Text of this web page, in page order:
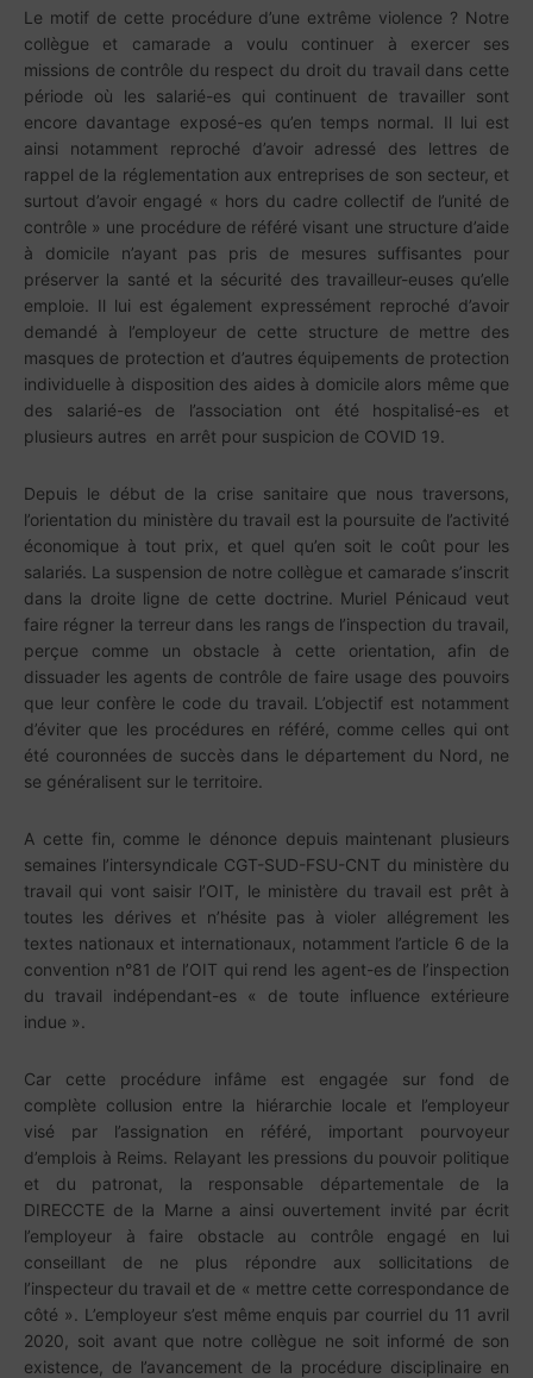
Le motif de cette procédure d’une extrême violence ? Notre
collègue et camarade a voulu continuer à exercer ses
missions de contrôle du respect du droit du travail dans cette
période où les salarié-es qui continuent de travailler sont
encore davantage exposé-es qu’en temps normal. Il lui est
ainsi notamment reproché d’avoir adressé des lettres de
rappel de la réglementation aux entreprises de son secteur, et
surtout d’avoir engagé « hors du cadre collectif de l’unité de
contrôle » une procédure de référé visant une structure d’aide
à domicile n’ayant pas pris de mesures suffisantes pour
préserver la santé et la sécurité des travailleur-euses qu’elle
emploie. Il lui est également expressément reproché d’avoir
demandé à l’employeur de cette structure de mettre des
masques de protection et d’autres équipements de protection
individuelle à disposition des aides à domicile alors même que
des salarié-es de l’association ont été hospitalisé-es et
plusieurs autres en arrêt pour suspicion de COVID 19.
Depuis le début de la crise sanitaire que nous traversons,
l’orientation du ministère du travail est la poursuite de l’activité
économique à tout prix, et quel qu’en soit le coût pour les
salariés. La suspension de notre collègue et camarade s’inscrit
dans la droite ligne de cette doctrine. Muriel Pénicaud veut
faire régner la terreur dans les rangs de l’inspection du travail,
perçue comme un obstacle à cette orientation, afin de
dissuader les agents de contrôle de faire usage des pouvoirs
que leur confère le code du travail. L’objectif est notamment
d’éviter que les procédures en référé, comme celles qui ont
été couronnées de succès dans le département du Nord, ne
se généralisent sur le territoire.
A cette fin, comme le dénonce depuis maintenant plusieurs
semaines l’intersyndicale CGT-SUD-FSU-CNT du ministère du
travail qui vont saisir l’OIT, le ministère du travail est prêt à
toutes les dérives et n’hésite pas à violer allégrement les
textes nationaux et internationaux, notamment l’article 6 de la
convention n°81 de l’OIT qui rend les agent-es de l’inspection
du travail indépendant-es « de toute influence extérieure
indue ».
Car cette procédure infâme est engagée sur fond de
complète collusion entre la hiérarchie locale et l’employeur
visé par l’assignation en référé, important pourvoyeur
d’emplois à Reims. Relayant les pressions du pouvoir politique
et du patronat, la responsable départementale de la
DIRECCTE de la Marne a ainsi ouvertement invité par écrit
l’employeur à faire obstacle au contrôle engagé en lui
conseillant de ne plus répondre aux sollicitations de
l’inspecteur du travail et de « mettre cette correspondance de
côté ». L’employeur s’est même enquis par courriel du 11 avril
2020, soit avant que notre collègue ne soit informé de son
existence, de l’avancement de la procédure disciplinaire en